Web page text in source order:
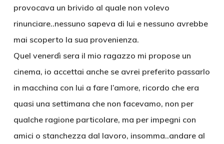
provocava un brivido al quale non volevo
rinunciare..nessuno sapeva di lui e nessuno avrebbe
mai scoperto la sua provenienza.
Quel venerdì sera il mio ragazzo mi propose un
cinema, io accettai anche se avrei preferito passarlo
in macchina con lui a fare l’amore, ricordo che era
quasi una settimana che non facevamo, non per
qualche ragione particolare, ma per impegni con
amici o stanchezza dal lavoro, insomma..andare al